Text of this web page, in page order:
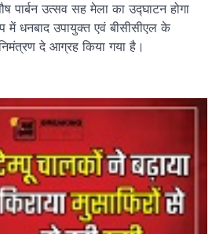
पार्बन उत्सव सह मेला का उद्घाटन होगा
धनबाद उपायुक्त एवं बीसीसीएल के
दे आग्रह किया गया है।